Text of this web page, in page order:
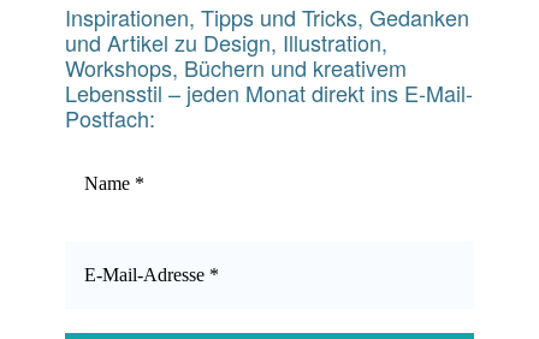
Inspirationen, Tipps und Tricks, Gedanken
und Artikel zu Design, Illustration,
Workshops, Büchern und kreativem
Lebensstil – jeden Monat direkt ins E-Mail-
Postfach: